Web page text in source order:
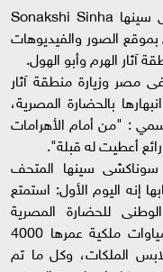
حرصت النجمة الهندية الشهيرة سوناكشى سينها Sonakshi Sinha
الصور والفيديوهات
آثار الهرم وأبو الهول.
مصر وزيارة منطقة آثار
بالحضارة المصرية،
: "من أمام الأهرامات
أعطيت له قبلة".
سينها المتحف
إنه اليوم الأول: استمتع
للحضارة المصرية
(NMEC) فى القاهرة، لقد شاهدت مومياوات ملكية عمرها 4000
الملكات، وكل ما تم